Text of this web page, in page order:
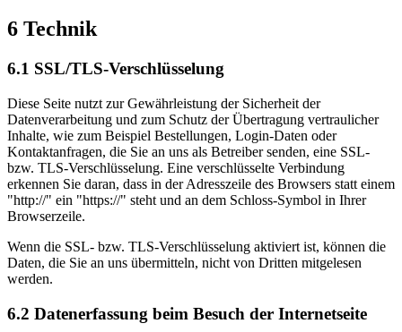
6 Technik
6.1 SSL/TLS-Verschlüsselung
Diese Seite nutzt zur Gewährleistung der Sicherheit der
Datenverarbeitung und zum Schutz der Übertragung vertraulicher
Inhalte, wie zum Beispiel Bestellungen, Login-Daten oder
Kontaktanfragen, die Sie an uns als Betreiber senden, eine SSL-
bzw. TLS-Verschlüsselung. Eine verschlüsselte Verbindung
erkennen Sie daran, dass in der Adresszeile des Browsers statt einem
"http://" ein "https://" steht und an dem Schloss-Symbol in Ihrer
Browserzeile.
Wenn die SSL- bzw. TLS-Verschlüsselung aktiviert ist, können die
Daten, die Sie an uns übermitteln, nicht von Dritten mitgelesen
werden.
6.2 Datenerfassung beim Besuch der Internetseite